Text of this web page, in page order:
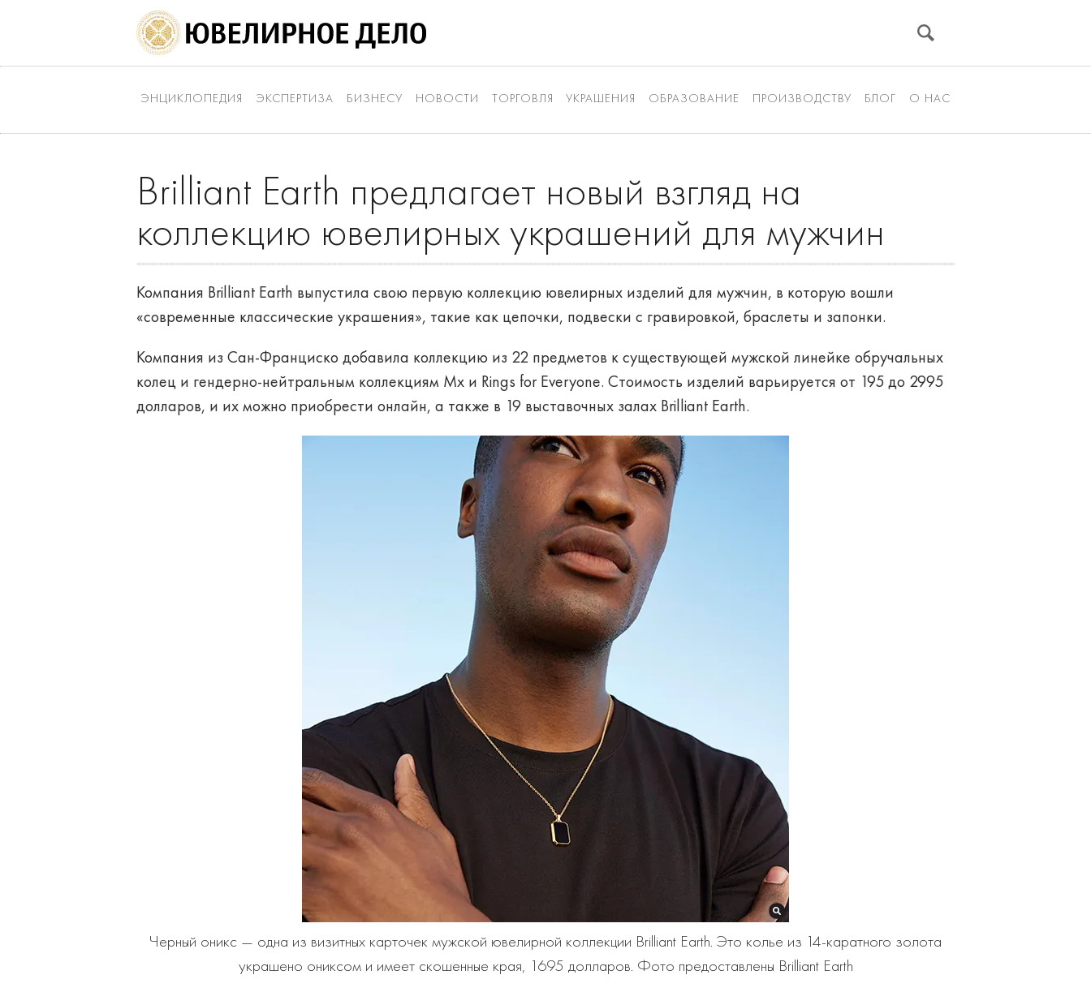
ЭНЦИКЛОПЕДИЯ ЭКСПЕРТИЗА БИЗНЕСУ НОВОСТИ ТОРГОВЛЯ УКРАШЕНИЯ ОБРАЗОВАНИЕ ПРОИЗВОДСТВУ БЛОГ О НАС
Brilliant Earth предлагает новый взгляд на
коллекцию ювелирных украшений для мужчин
Компания Brilliant Earth выпустила свою первую коллекцию ювелирных изделий для мужчин, в которую вошли
«современные классические украшения», такие как цепочки, подвески с гравировкой, браслеты и запонки.
Компания из Сан-Франциско добавила коллекцию из 22 предметов к существующей мужской линейке обручальных
колец и гендерно-нейтральным коллекциям Mx и Rings for Everyone. Стоимость изделий варьируется от 195 до 2995
долларов, и их можно приобрести онлайн, а также в 19 выставочных залах Brilliant Earth.
Черный оникс — одна из визитных карточек мужской ювелирной коллекции Brilliant Earth. Это колье из 14-каратного золота
украшено ониксом и имеет скошенные края, 1695 долларов. Фото предоставлены Brilliant Earth